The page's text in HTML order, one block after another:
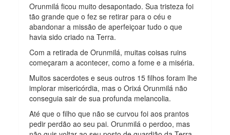
Orunmilá ficou muito desapontado. Sua tristeza foi
tão grande que o fez se retirar para o céu e
abandonar a missão de aperfeiçoar tudo o que
havia sido criado na Terra.
Com a retirada de Orunmilá, muitas coisas ruins
começaram a acontecer, como a fome e a miséria.
Muitos sacerdotes e seus outros 15 filhos foram lhe
implorar misericórdia, mas o Orixá Orunmilá não
conseguia sair de sua profunda melancolia.
Até que o filho que não se curvou foi aos prantos
pedir perdão ao seu pai. Orunmilá o perdoo, mas